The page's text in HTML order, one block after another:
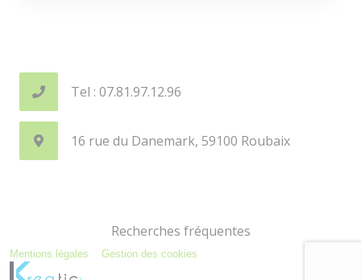
Tel : 07.81.97.12.96
16 rue du Danemark, 59100 Roubaix
Recherches fréquentes
Mentions légales Gestion des cookies